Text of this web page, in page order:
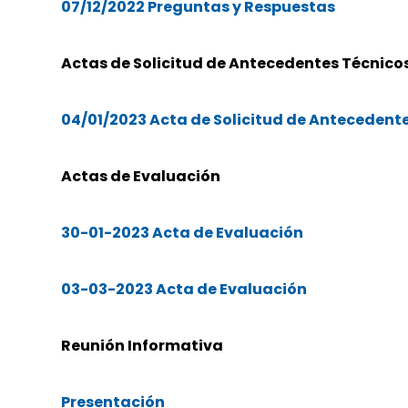
07/12/2022 Preguntas y Respuestas
Actas de Solicitud de Antecedentes
04/01/2023 Acta de Solicitud de
Actas de Evaluación
30-01-2023 Acta de Evaluación
03-03-2023 Acta de Evaluación
Reunión Informativa
Presentación